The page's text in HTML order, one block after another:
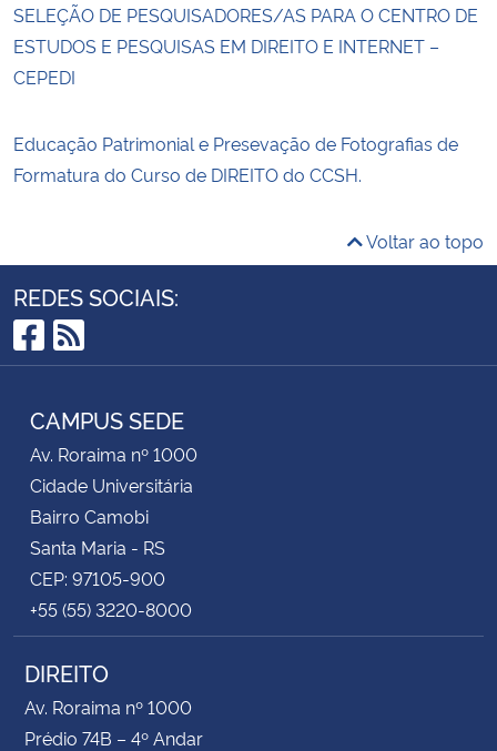
SELEÇÃO DE PESQUISADORES/AS PARA O CENTRO DE
ESTUDOS E PESQUISAS EM DIREITO E INTERNET –
CEPEDI
Educação Patrimonial e Presevação de Fotografias de
Formatura do Curso de DIREITO do CCSH.
Voltar ao topo
REDES SOCIAIS:
Facebook
RSS
CAMPUS SEDE
Av. Roraima nº 1000
Cidade Universitária
Bairro Camobi
Santa Maria - RS
CEP: 97105-900
+55 (55) 3220-8000
DIREITO
Av. Roraima nº 1000
Prédio 74B – 4º Andar